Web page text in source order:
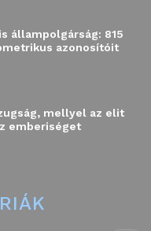
állampolgárság: 815
azonosítóit
mellyel az elit
emberiséget